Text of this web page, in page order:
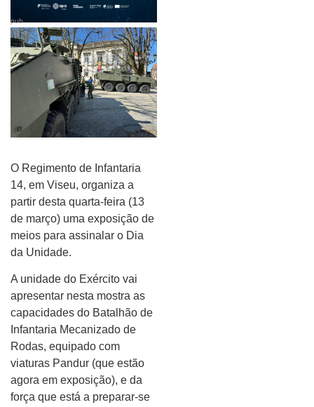
pub
O Regimento de Infantaria
14, em Viseu, organiza a
partir desta quarta-feira (13
de março) uma exposição de
meios para assinalar o Dia
da Unidade.
A unidade do Exército vai
apresentar nesta mostra as
capacidades do Batalhão de
Infantaria Mecanizado de
Rodas, equipado com
viaturas Pandur (que estão
agora em exposição), e da
força que está a preparar-se